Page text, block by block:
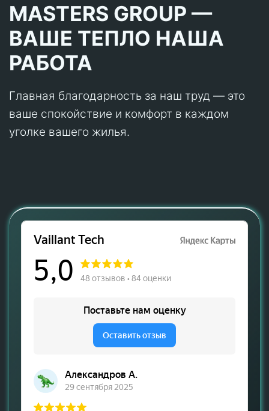
MASTERS GROUP —
ВАШЕ ТЕПЛО НАША
РАБОТА
Главная благодарность за наш труд — это
ваше спокойствие и комфорт в каждом
уголке вашего жилья.